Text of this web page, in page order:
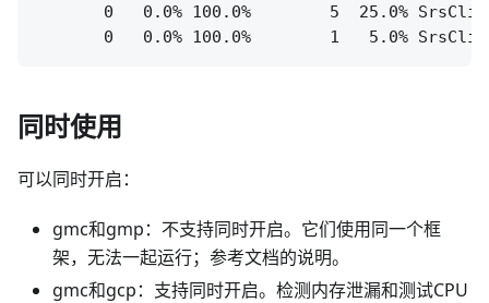
0   0.0% 100.0%        5  25.0%
同时使用
可以同时开启：
gmc和gmp：不支持同时开启。它们使用同一个框
架，无法一起运行；参考文档的说明。
gmc和gcp：支持同时开启。检测内存泄漏和测试CPU